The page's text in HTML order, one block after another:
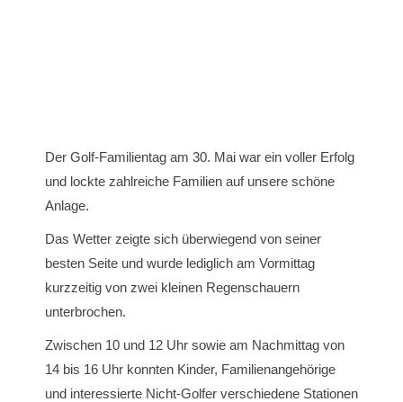
Der Golf-Familientag am 30. Mai war ein voller Erfolg
und lockte zahlreiche Familien auf unsere schöne
Anlage.
Das Wetter zeigte sich überwiegend von seiner
besten Seite und wurde lediglich am Vormittag
kurzzeitig von zwei kleinen Regenschauern
unterbrochen.
Zwischen 10 und 12 Uhr sowie am Nachmittag von
14 bis 16 Uhr konnten Kinder, Familienangehörige
und interessierte Nicht-Golfer verschiedene Stationen